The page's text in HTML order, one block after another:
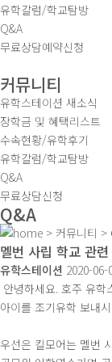
유학칼럼/학교탐방
Q&A
무료상담예약신청
커뮤니티
유학스테이션 새소식
장학금 및 혜택리스트
수속현황/유학후기
유학칼럼/학교탐방
Q&A
무료상담신청
Q&A
> 커뮤니티 >
멜번 사립 학교 관
유학스테이션 2020-06-
안녕하세요. 호주 유학
아이를 조기유학 보내
우선은 킬모어는 멜번